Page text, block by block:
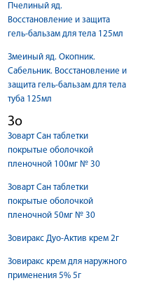
Пчелиный яд.
Восстановление и защита
гель-бальзам для тела 125мл
Змеиный яд. Окопник.
Сабельник. Восстановление и
защита гель-бальзам для тела
туба 125мл
Зо
Зоварт Сан таблетки
покрытые оболочкой
пленочной 100мг № 30
Зоварт Сан таблетки
покрытые оболочкой
пленочной 50мг № 30
Зовиракс Дуо-Актив крем 2г
Зовиракс крем для наружного
применения 5% 5г